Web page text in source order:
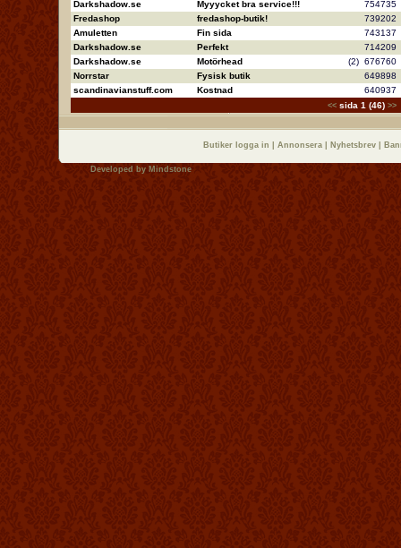
Darkshadow.se
Myyycket bra service!!!
754735
Fredashop
fredashop-butik!
739202
Amuletten
Fin sida
743137
Darkshadow.se
Perfekt
714209
Darkshadow.se
Motörhead (2) 676760
Norrstar
Fysisk butik
649898
scandinavianstuff.com
Kostnad 640937
<< sida 1 (46) >>
Butiker logga in Annonsera Nyhetsbrev
Developed by Mindstone